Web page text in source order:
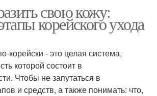
свою кожу:
корейского ухода
корейски - это целая система,
которой состоит в
Чтобы не запутаться в
и средств, а также понимать: что,